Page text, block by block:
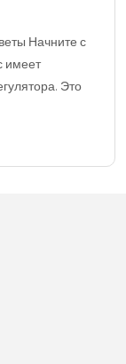
Начните с
имеет
Это
на